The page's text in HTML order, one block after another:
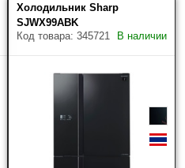
Товаров найдено: 41
Холодильник Sharp
SJWX99ABK
Код товара: 345721
В наличии